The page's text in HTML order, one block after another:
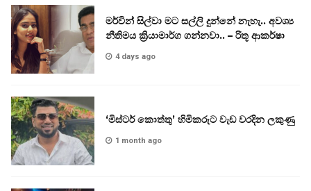
මර්වින් සිල්වා මට සල්ලි දුන්නේ නැහැ.. අවශ්‍ය
නීතිමය ක්‍රියාමාර්ග ගන්නවා.. – රිතූ ආකර්ෂා
4 days ago
‘මිස්ටර් කොත්තු’ හිමිකරුට වැඩ වරදින ලකුණු
1 month ago